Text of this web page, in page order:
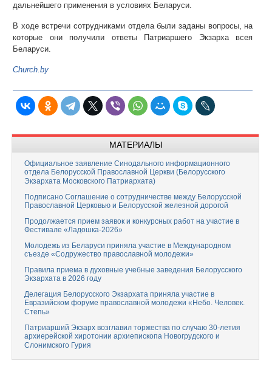
дальнейшего применения в условиях Беларуси.
В ходе встречи сотрудниками отдела были заданы вопросы, на
которые они получили ответы Патриаршего Экзарха всея
Беларуси.
Church.by
МАТЕРИАЛЫ
Официальное заявление Синодального информационного
отдела Белорусской Православной Церкви (Белорусского
Экзархата Московского Патриархата)
Подписано Соглашение о сотрудничестве между Белорусской
Православной Церковью и Белорусской железной дорогой
Продолжается прием заявок и конкурсных работ на участие в
Фестивале «Ладошка-2026»
Молодежь из Беларуси приняла участие в Международном
съезде «Содружество православной молодежи»
Правила приема в духовные учебные заведения Белорусского
Экзархата в 2026 году
Делегация Белорусского Экзархата приняла участие в
Евразийском форуме православной молодежи «Небо. Человек.
Степь»
Патриарший Экзарх возглавил торжества по случаю 30-летия
архиерейской хиротонии архиепископа Новогрудского и
Слонимского Гурия